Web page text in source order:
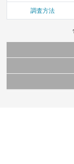
調査方法
当サイトで公開されてい
これらの情報を権利者の
当サイトに掲載している
弊社の見解・ 意見ではな
このサイトでは Cookie